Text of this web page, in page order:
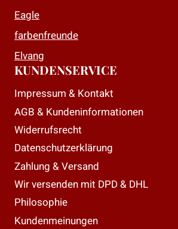
Eagle
farbenfreunde
Elvang
KUNDENSERVICE
Impressum & Kontakt
AGB & Kundeninformationen
Widerrufsrecht
Datenschutzerklärung
Zahlung & Versand
Wir versenden mit DPD & DHL
Philosophie
Kundenmeinungen